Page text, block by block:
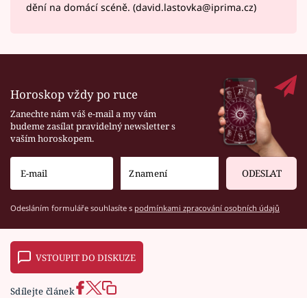
dění na domácí scéně. (david.lastovka@iprima.cz)
Horoskop vždy po ruce
Zanechte nám váš e-mail a my vám
budeme zasílat pravidelný newsletter s
vaším horoskopem.
ODESLAT
Odesláním formuláře souhlasíte s podmínkami zpracování osobních údajů
VSTOUPIT DO DISKUZE
Sdílejte článek